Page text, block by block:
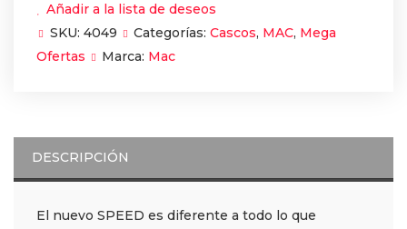
Añadir a la lista de deseos
SKU: 4049 Categorías: Cascos, MAC, Mega
Ofertas
Marca: Mac
DESCRIPCIÓN
El nuevo SPEED es diferente a todo lo que